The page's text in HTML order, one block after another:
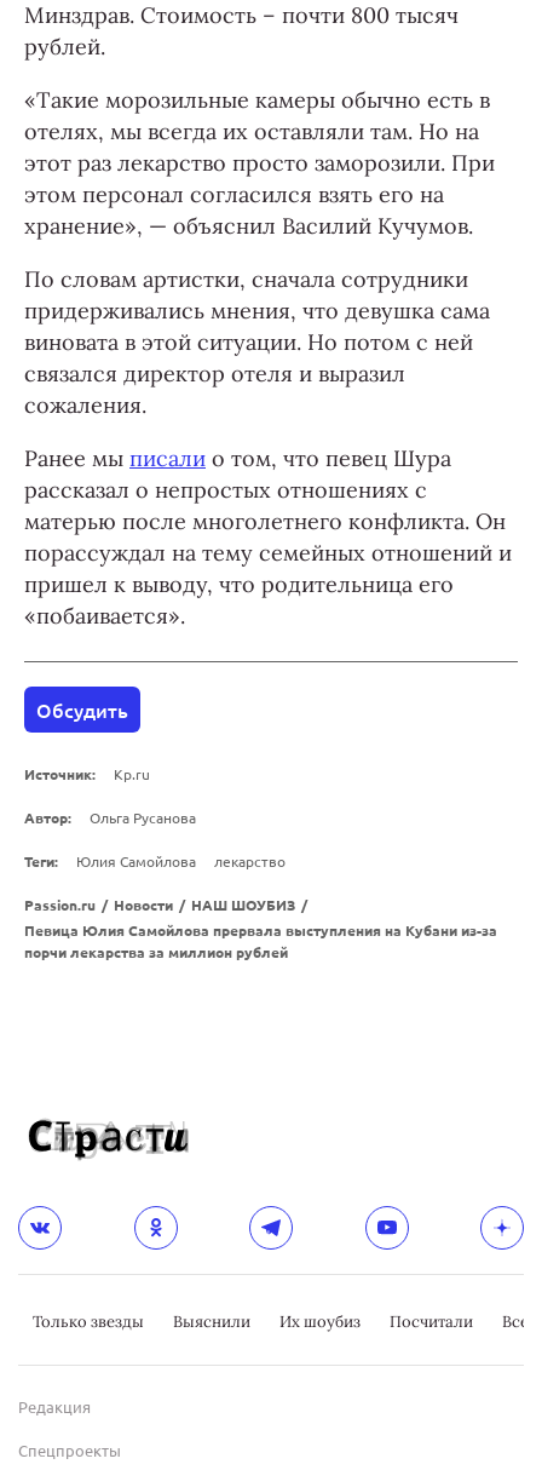
Минздрав. Стоимость – почти 800 тысяч
рублей.
«Такие морозильные камеры обычно есть в
отелях, мы всегда их оставляли там. Но на
этот раз лекарство просто заморозили. При
этом персонал согласился взять его на
хранение», — объяснил Василий Кучумов.
По словам артистки, сначала сотрудники
придерживались мнения, что девушка сама
виновата в этой ситуации. Но потом с ней
связался директор отеля и выразил
сожаления.
Ранее мы писали о том, что певец Шура
рассказал о непростых отношениях с
матерью после многолетнего конфликта. Он
порассуждал на тему семейных отношений и
пришел к выводу, что родительница его
«побаивается».
Обсудить
Источник: Kp.ru
Автор: Ольга Русанова
Теги: Юлия Самойлова лекарство
Passion.ru / Новости / НАШ ШОУБИЗ /
Певица Юлия Самойлова прервала выступления на Кубани из-за
порчи лекарства за миллион рублей
Только звезды Выяснили Их шоубиз Посчитали
Редакция
Спецпроекты